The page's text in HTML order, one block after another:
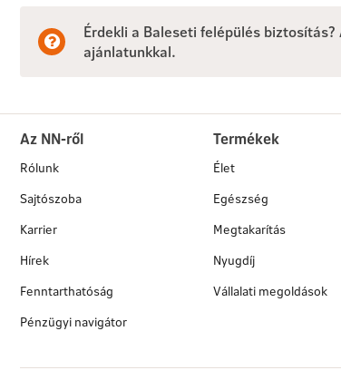
Érdekli a Baleseti felépülés
ajánlatunkkal.
Az NN-ről
Rólunk
Sajtószoba
Karrier
Hírek
Fenntarthatóság
Pénzügyi navigátor
Termékek
Élet
Egészség
Megtakarítás
Nyugdíj
Vállalati megoldások